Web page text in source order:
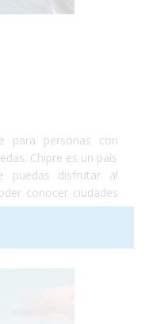
para personas con
Chipre es un país
puedas disfrutar al
conocer ciudades
vino, visitar las
la capital del país y
accesibles de agua